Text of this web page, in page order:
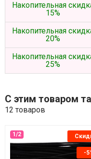
Накопительная
15%
Накопительная
20%
Накопительная
25%
С этим товаром
12 товаров
-